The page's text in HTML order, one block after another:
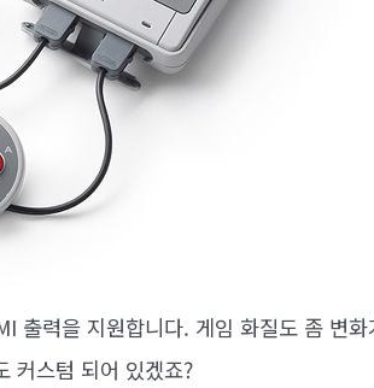
출력을 지원합니다. 게임 화질도 좀 변
커스텀 되어 있겠죠?